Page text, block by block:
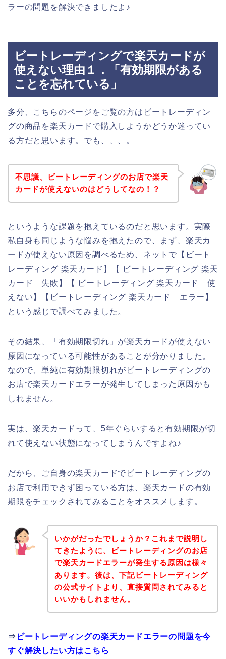
ラーの問題を解決できましたよ♪
ビートレーディングで楽天カードが
使えない理由１．「有効期限がある
ことを忘れている」
多分、こちらのページをご覧の方はビートレーディン
グの商品を楽天カードで購入しようかどうか迷ってい
る方だと思います。でも、、、。
不思議、ビートレーディングのお店で楽天
カードが使えないのはどうしてなの！？
というような課題を抱えているのだと思います。実際
私自身も同じような悩みを抱えたので、まず、楽天カ
ードが使えない原因を調べるため、ネットで【ビート
レーディング 楽天カード】【 ビートレーディング 楽天
カード 失敗】【 ビートレーディング 楽天カード 使
えない】【ビートレーディング 楽天カード エラー】
という感じで調べてみました。
その結果、「有効期限切れ」が楽天カードが使えない
原因になっている可能性があることが分かりました。
なので、単純に有効期限切れがビートレーディングの
お店で楽天カードエラーが発生してしまった原因かも
しれません。
実は、楽天カードって、5年ぐらいすると有効期限が切
れて使えない状態になってしまうんですよね♪
だから、ご自身の楽天カードでビートレーディングの
お店で利用できず困っている方は、楽天カードの有効
期限をチェックされてみることをオススメします。
いかがだったでしょうか？これまで説明し
てきたように、ビートレーディングのお店
で楽天カードエラーが発生する原因は様々
あります。後は、下記ビートレーディング
の公式サイトより、直接質問されてみると
いいかもしれません。
⇒ ビートレーディングの楽天カードエラーの問題を今
すぐ解決したい方はこちら